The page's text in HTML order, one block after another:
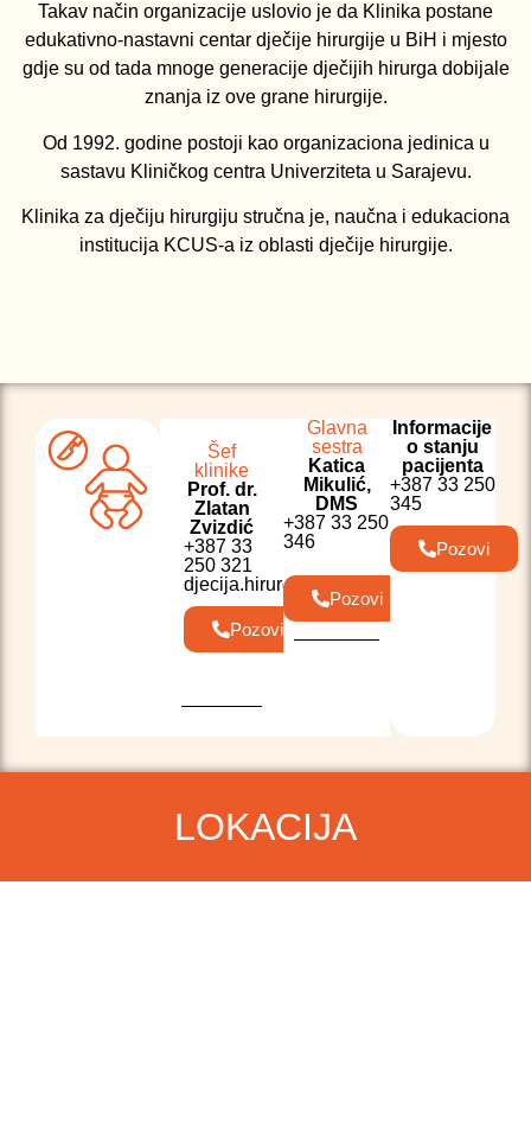
Takav način organizacije uslovio je da Klinika postane
edukativno-nastavni centar dječije hirurgije u BiH i mjesto
gdje su od tada mnoge generacije dječijih hirurga dobijale
znanja iz ove grane hirurgije.
Od 1992. godine postoji kao organizaciona jedinica u
sastavu Kliničkog centra Univerziteta u Sarajevu.
Klinika za dječiju hirurgiju stručna je, naučna i edukaciona
institucija KCUS-a iz oblasti dječije hirurgije.
Šef
klinike
Prof. dr.
Zlatan
Zvizdić
+387 33
250 321
djecija.hirurgija@kcus.ba
Pozovi
Glavna
sestra
Katica
Mikulić,
DMS
+387 33 250
346
Pozovi
Informacije
o stanju
pacijenta
+387 33 250
345
Pozovi
LOKACIJA